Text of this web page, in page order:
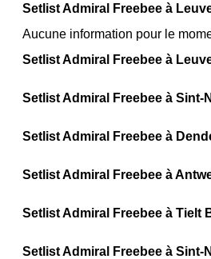
Setlist Admiral Freebee à
Aucune information pour le
Setlist Admiral Freebee à
Setlist Admiral Freebee à Sint-
Setlist Admiral Freebee à
Setlist Admiral Freebee à
Setlist Admiral Freebee à Tielt
Setlist Admiral Freebee à Sint-